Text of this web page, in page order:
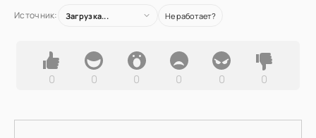
Источник: Загрузка... Не работает?
0 0 0 0 0 0